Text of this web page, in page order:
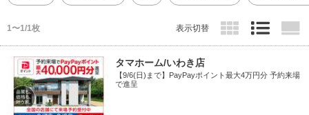
1〜1/1枚 表示切替
タマホーム/いわき店
【9/6(日)まで】PayPayポイント最大4万円分 予約来場
で進呈